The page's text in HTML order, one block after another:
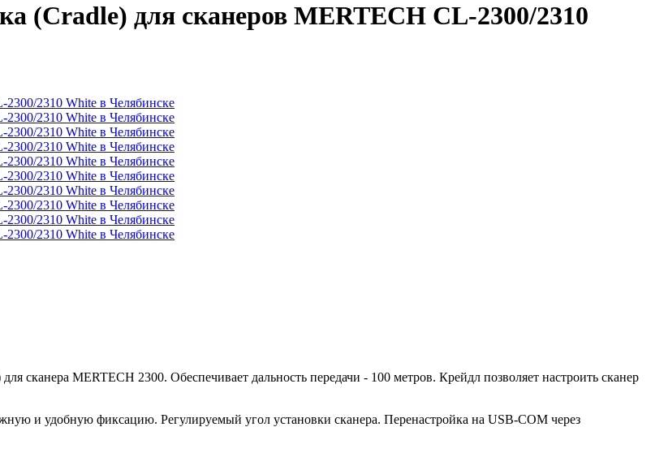
(Cradle) для сканеров MERTECH CL-2300/2310
сканера MERTECH 2300. Обеспечивает дальность передачи - 100 метров. Крейдл позволяет настроить сканер
и удобную фиксацию. Регулируемый угол установки сканера. Перенастройка на USB-COM через